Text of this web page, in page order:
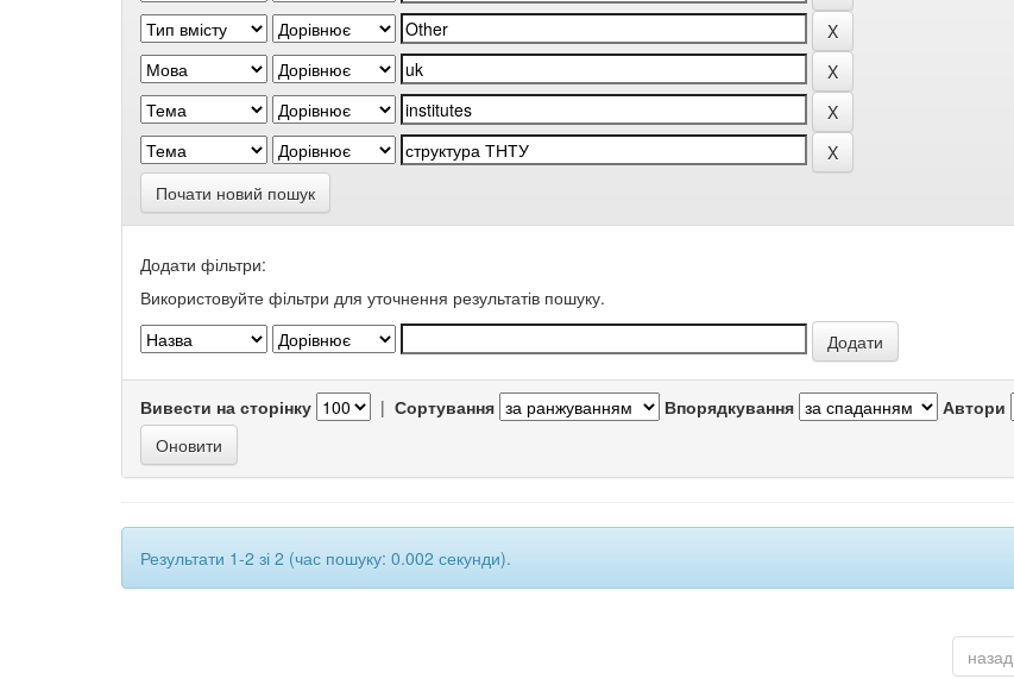
Почати новий пошук
Додати фільтри:
Використовуйте фільтри для уточнення результатів пошуку.
Вивести на сторінку | Сортування Впорядкування Автори
Результати 1-2 зі 2 (час пошуку: 0.002 секунди).
назад